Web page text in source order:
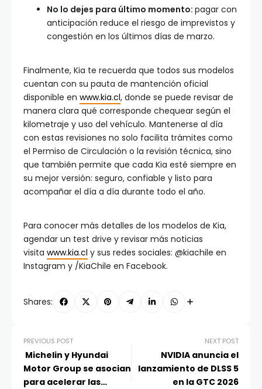
No lo dejes para último momento: pagar con
anticipación reduce el riesgo de imprevistos y
congestión en los últimos días de marzo.
Finalmente, Kia te recuerda que todos sus modelos
cuentan con su pauta de mantención oficial
disponible en www.kia.cl, donde se puede revisar de
manera clara qué corresponde chequear según el
kilometraje y uso del vehículo. Mantenerse al día
con estas revisiones no solo facilita trámites como
el Permiso de Circulación o la revisión técnica, sino
que también permite que cada Kia esté siempre en
su mejor versión: seguro, confiable y listo para
acompañar el día a día durante todo el año.
Para conocer más detalles de los modelos de Kia,
agendar un test drive y revisar más noticias
visita www.kia.cl y sus redes sociales: @kiachile en
Instagram y /KiaChile en Facebook.
Shares:
PREVIOUS POST
Michelin y Hyundai
Motor Group se asocian
para acelerar las
NEXT POST
NVIDIA anuncia el
lanzamiento de DLSS 5
en la GTC 2026